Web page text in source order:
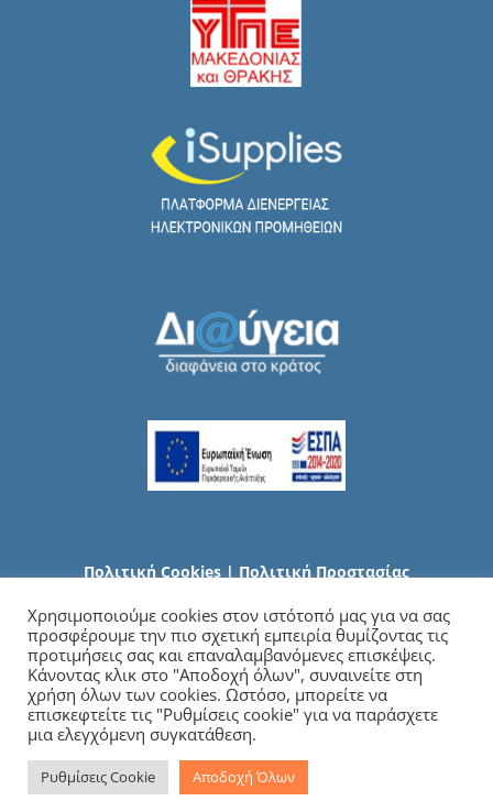
Πολιτική Cookies | Πολιτική Προστασίας
Copyright2026 Γενικό Νοσοκομείο Χαλκιδικής | All Rights Reserved |
Developed byiSmart
Χρησιμοποιούμε cookies στον ιστότοπό μας για να σας
προσφέρουμε την πιο σχετική εμπειρία θυμίζοντας τις
προτιμήσεις σας και επαναλαμβανόμενες επισκέψεις.
Κάνοντας κλικ στο "Αποδοχή όλων", συναινείτε στη
χρήση όλων των cookies. Ωστόσο, μπορείτε να
επισκεφτείτε τις "Ρυθμίσεις cookie" για να παράσχετε
μια ελεγχόμενη συγκατάθεση.
Ρυθμίσεις Cookie Αποδοχή Όλων